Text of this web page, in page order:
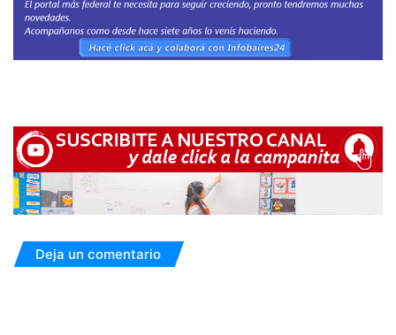
Deja un comentario